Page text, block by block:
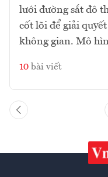
lưới đường sắt đô
cốt lõi để giải
không gian. Mô
10 bài viết